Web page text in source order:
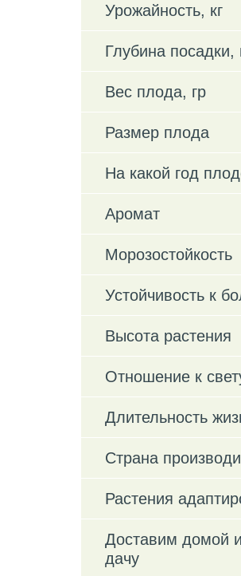
Урожайность, кг
Глубина посадки,
Вес плода, гр
Размер плода
На какой год
Аромат
Морозостойкость
Устойчивость к
Высота растения
Отношение к
Длительность
Страна
Растения
Доставим домой
дачу